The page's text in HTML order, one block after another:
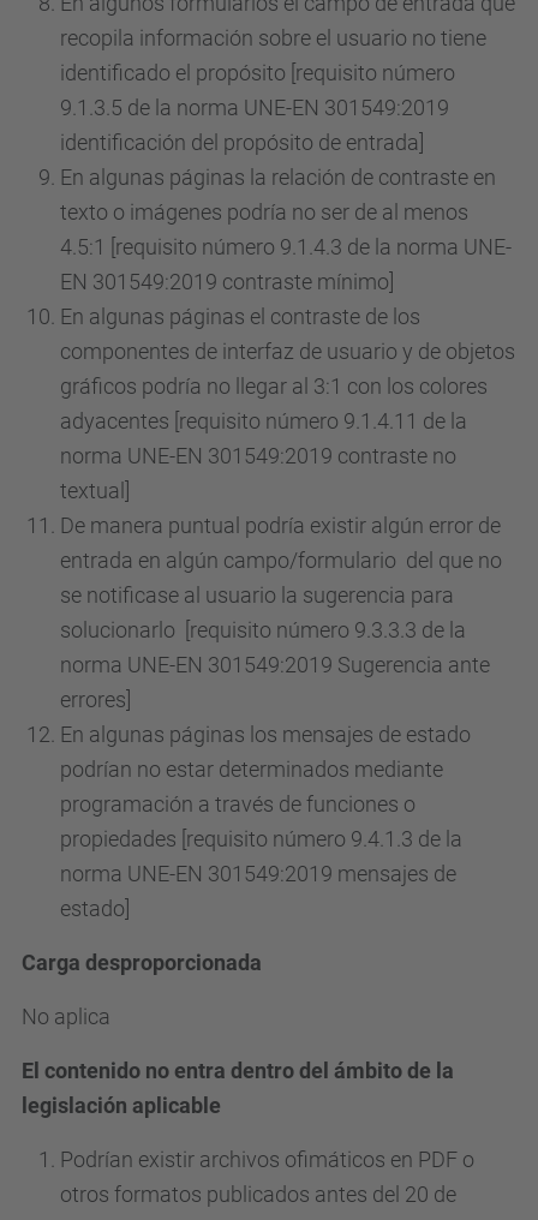
recopila información sobre el usuario no tiene
identificado el propósito [requisito número
9.1.3.5 de la norma UNE-EN 301549:2019
identificación del propósito de entrada]
En algunas páginas la relación de contraste en
texto o imágenes podría no ser de al menos
4.5:1 [requisito número 9.1.4.3 de la norma UNE-
EN 301549:2019 contraste mínimo]
En algunas páginas el contraste de los
componentes de interfaz de usuario y de objetos
gráficos podría no llegar al 3:1 con los colores
adyacentes [requisito número 9.1.4.11 de la
norma UNE-EN 301549:2019 contraste no
textual]
De manera puntual podría existir algún error de
entrada en algún campo/formulario del que no
se notificase al usuario la sugerencia para
solucionarlo [requisito número 9.3.3.3 de la
norma UNE-EN 301549:2019 Sugerencia ante
errores]
En algunas páginas los mensajes de estado
podrían no estar determinados mediante
programación a través de funciones o
propiedades [requisito número 9.4.1.3 de la
norma UNE-EN 301549:2019 mensajes de
estado]
Carga desproporcionada
No aplica
El contenido no entra dentro del ámbito de la
legislación aplicable
Podrían existir archivos ofimáticos en PDF o
otros formatos publicados antes del 20 de